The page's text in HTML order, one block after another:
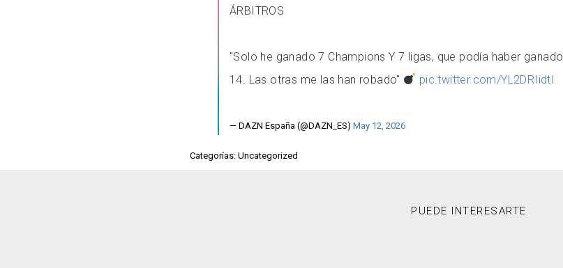
ÁRBITROS
"Solo he ganado 7 Champions Y 7 ligas, que podía haber ganado
14. Las otras me las han robado"
pic.twitter.com/YL2DRIidtI
— DAZN España (@DAZN_ES) May 12, 2026
Categorías: Uncategorized
PUEDE INTERESARTE